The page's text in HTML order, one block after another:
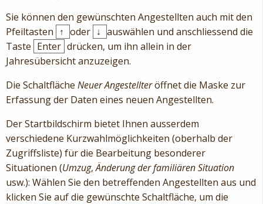
Sie können den gewünschten Angestellten auch mit den
Pfeiltasten ↑ oder ↓ auswählen und anschliessend die
Taste Enter drücken, um ihn allein in der
Jahresübersicht anzuzeigen.
Die Schaltfläche Neuer Angestellteröffnet die Maske zur
Erfassung der Daten eines neuen Angestellten.
Der Startbildschirm bietet Ihnen ausserdem
verschiedene Kurzwahlmöglichkeiten (oberhalb der
Zugriffsliste) für die Bearbeitung besonderer
Situationen (Umzug,Änderung der familiären Situation
usw.): Wählen Sie den betreffenden Angestellten aus und
klicken Sie auf die gewünschte Schaltfläche, um die